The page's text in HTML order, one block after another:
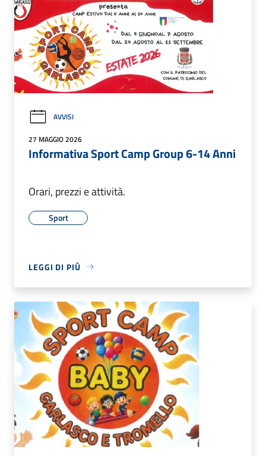
AVVISI
27 MAGGIO 2026
Informativa Sport Camp Group 6-14 Anni
Orari, prezzi e attività.
Sport
LEGGI DI PIÙ